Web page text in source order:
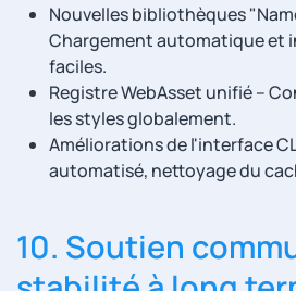
Nouvelles bibliothèques
Chargement automatique et
faciles.
Registre WebAsset unifié –
les styles globalement.
Améliorations de l'interface
automatisé, nettoyage du
10. Soutien